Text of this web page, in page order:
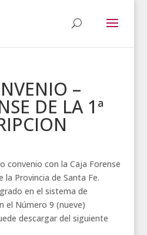
–
DE LA 1ª
convenio con la Caja Forense
la Provincia de Santa Fe.
en el sistema de
el Número 9 (nueve)
descargar del siguiente